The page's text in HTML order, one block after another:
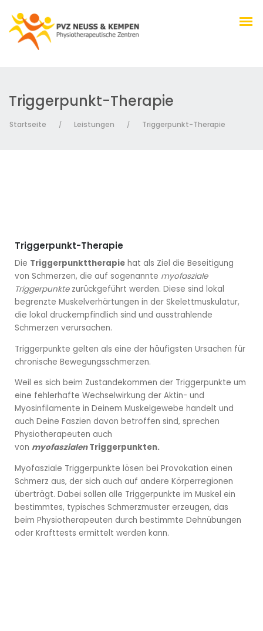
Krankengymnastik
Wärmetherapie
Bobath-Therapie
Kiefergelenkstherapie
Fußreflexzonenmassage
Triggerpunkt-Therapie
Schmerztherapie nach Liebscher & Bracht
Kempen
Triggerpunkt-Therapie
Startseite / Leistungen / Triggerpunkt-Therapie
Triggerpunkt-Therapie
Die Triggerpunkttherapie hat als Ziel die Beseitigung
von Schmerzen, die auf sogenannte myofasziale
Triggerpunktezurückgeführt werden. Diese sind lokal
begrenzte Muskelverhärtungen in der Skelettmuskulatur,
die lokal druckempfindlich sind und ausstrahlende
Schmerzen verursachen.
Triggerpunkte gelten als eine der häufigsten Ursachen für
chronische Bewegungsschmerzen.
Weil es sich beim Zustandekommen der Triggerpunkte um
eine fehlerhafte Wechselwirkung der Aktin- und
Myosinfilamente in Deinem Muskelgewebe handelt und
auch Deine Faszien davon betroffen sind, sprechen
Physiotherapeuten auch
von myofaszialen Triggerpunkten.
Myofasziale Triggerpunkte lösen bei Provokation einen
Schmerz aus, der sich auch auf andere Körperregionen
überträgt. Dabei sollen alle Triggerpunkte im Muskel ein
bestimmtes, typisches Schmerzmuster erzeugen, das
beim Physiotherapeuten durch bestimmte Dehnübungen
oder Krafttests ermittelt werden kann.